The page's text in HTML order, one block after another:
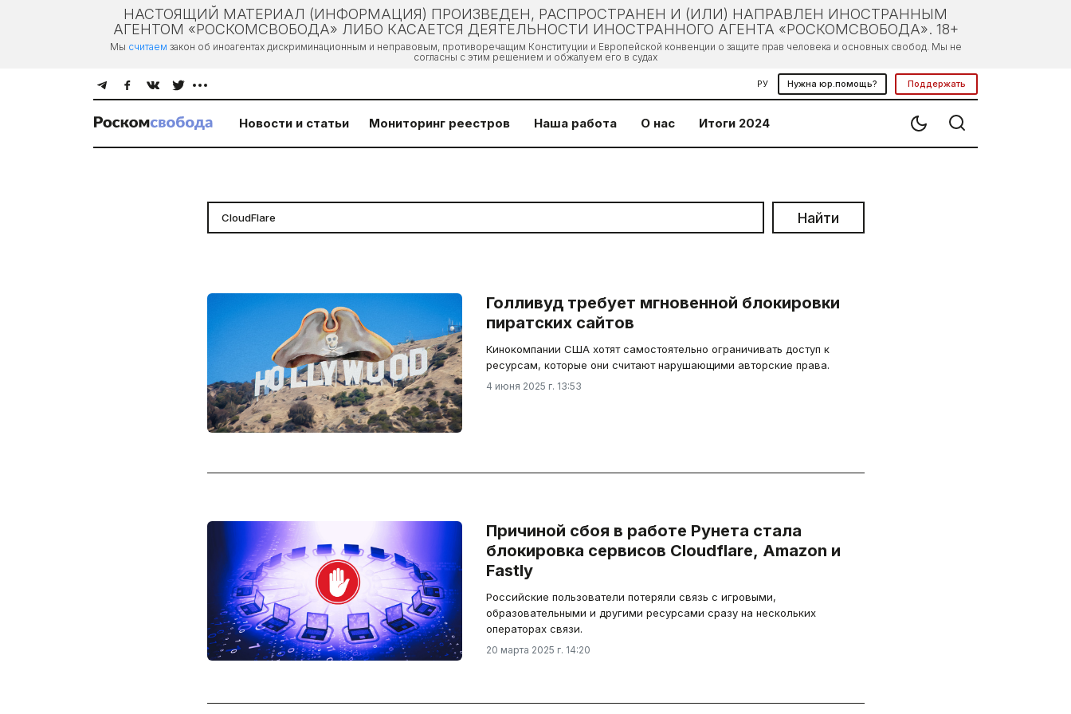
НАСТОЯЩИЙ МАТЕРИАЛ (ИНФОРМАЦИЯ) ПРОИЗВЕДЕН, РАСПРОСТРАНЕН И (ИЛИ) НАПРАВЛЕН ИНОСТРАННЫМ
АГЕНТОМ «РОСКОМСВОБОДА» ЛИБО КАСАЕТСЯ ДЕЯТЕЛЬНОСТИ ИНОСТРАННОГО АГЕНТА «РОСКОМСВОБОДА». 18+
Мы считаем закон об иноагентах дискриминационным и неправовым, противоречащим Конституции и Европейской конвенции о защите прав человека и основных свобод. Мы не
согласны с этим решением и обжалуем его в судах
РУ Нужна юр.помощь? Поддержать
Новости и статьи Мониторинг реестров Наша работа О нас Итоги 2024
Найти
Голливуд требует мгновенной блокировки
пиратских сайтов
Кинокомпании США хотят самостоятельно ограничивать доступ к
ресурсам, которые они считают нарушающими авторские права.
4 июня 2025 г. 13:53
Причиной сбоя в работе Рунета стала
блокировка сервисов Cloudflare, Amazon и
Fastly
Российские пользователи потеряли связь с игровыми,
образовательными и другими ресурсами сразу на нескольких
операторах связи.
20 марта 2025 г. 14:20